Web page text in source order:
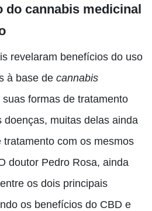
do cannabis medicinal
revelaram benefícios do uso
à base de cannabis
formas de tratamento
doenças, muitas delas ainda
com os mesmos
doutor Pedro Rosa, ainda
os dois principais
os benefícios do CBD e